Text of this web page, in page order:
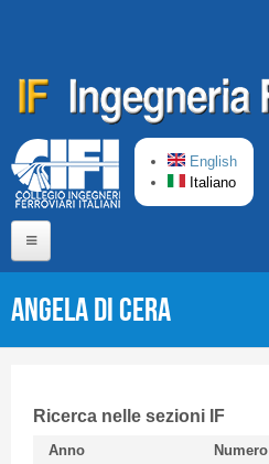
English
Italiano
CIFI in breve
Linee Guida
Angela Di Cera
Ricerca nelle sezioni IF
Anno Numero